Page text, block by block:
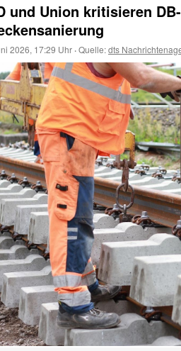
und Union kritisieren
2026, 17:29 Uhr ·Quelle:dts